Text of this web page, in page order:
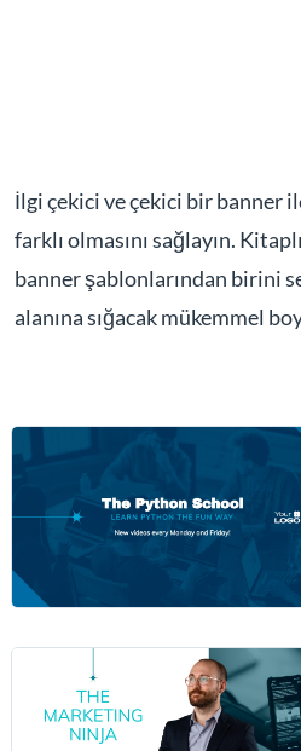
İlgi çekici ve çekici bir banner
farklı olmasını sağlayın.
banner şablonlarından birini
alanına sığacak mükemmel